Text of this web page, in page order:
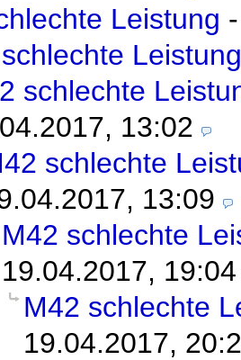
Leistung
Leistung
schlechte
13:02
schlechte
13:09
M42 schlechte
19.04.2017, 19:04
M42 schlechte
19.04.2017,